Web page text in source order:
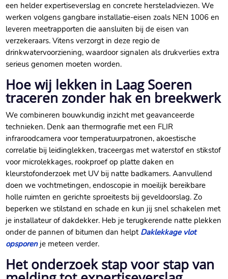
een helder expertiseverslag en concrete hersteladviezen.​ We
werken volgens gangbare installatie-eisen zoals NEN 1006 en
leveren meetrapporten die aansluiten bij de eisen van
verzekeraars.​ Vitens verzorgt in deze regio de
drinkwatervoorziening, waardoor signalen als drukverlies extra
serieus genomen moeten worden.​
Hoe wij lekken in Laag Soeren
traceren zonder hak en breekwerk
We combineren bouwkundig inzicht met geavanceerde
technieken.​ Denk aan thermografie met een FLIR
infraroodcamera voor temperatuurpatronen, akoestische
correlatie bij leidinglekken, traceergas met waterstof en stikstof
voor microlekkages, rookproef op platte daken en
kleurstofonderzoek met UV bij natte badkamers.​ Aanvullend
doen we vochtmetingen, endoscopie in moeilijk bereikbare
holle ruimten en gerichte sproeitests bij geveldoorslag.​ Zo
beperken we stilstand en schade en kun jij snel schakelen met
je installateur of dakdekker.​ Heb je terugkerende natte plekken
onder de pannen of bitumen dan helpt Daklekkage vlot
opsporenje meteen verder.​
Het onderzoek stap voor stap van